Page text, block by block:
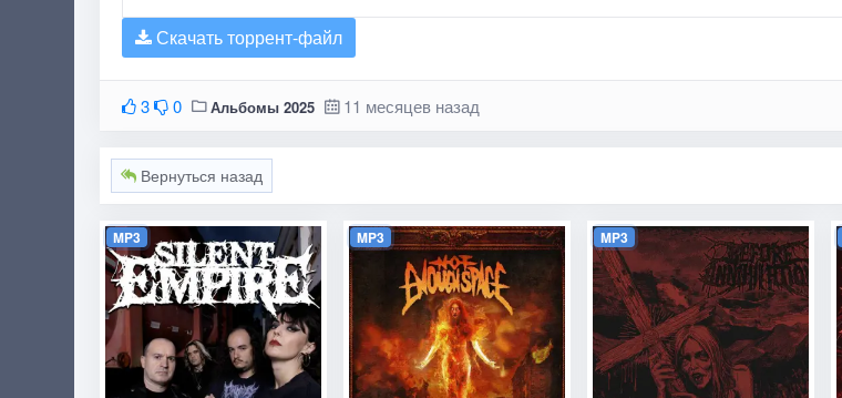
Скачать торрент-файл
3 0 Альбомы 2025 11 месяцев назад
Вернуться назад
MP3 MP3 MP3